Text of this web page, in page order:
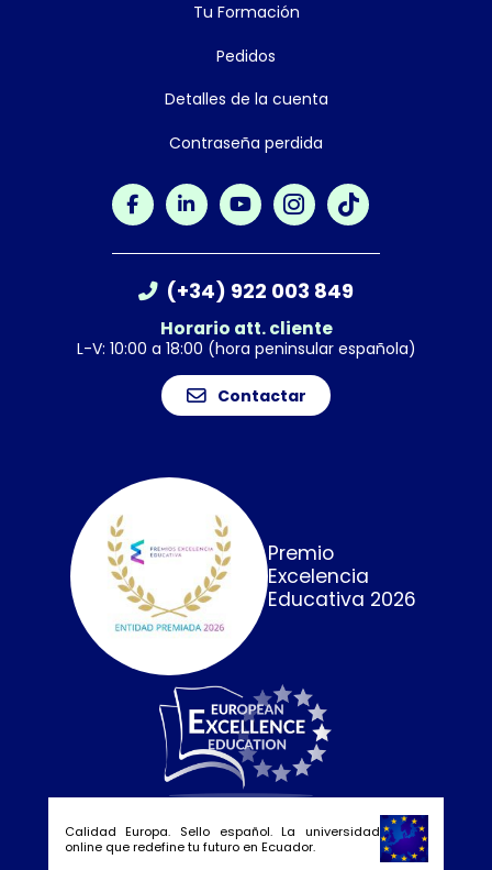
Tu Formación
Pedidos
Detalles de la cuenta
Contraseña perdida
(+34) 922 003 849
Horario att. cliente
L-V: 10:00 a 18:00 (hora peninsular española)
Contactar
Premio
Excelencia
Educativa 2026
Calidad Europa. Sello español. La universidad
online que redefine tu futuro en Ecuador.